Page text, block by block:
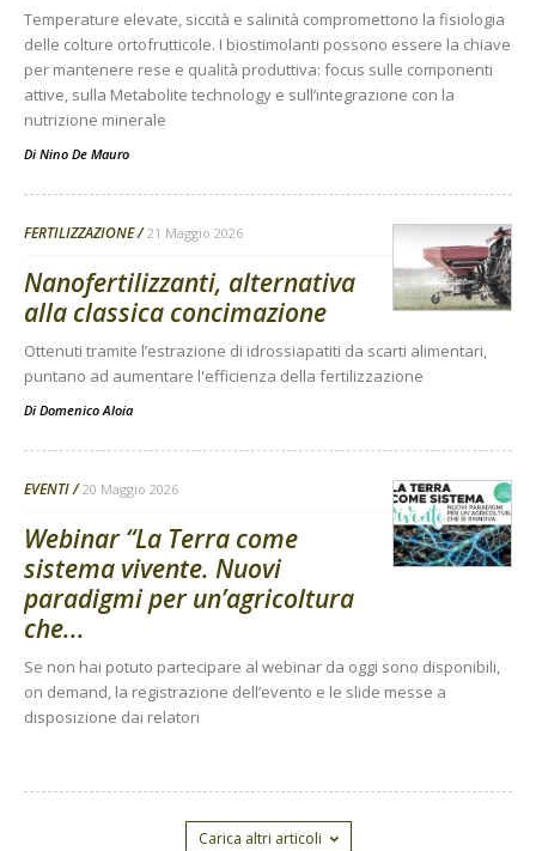
Temperature elevate, siccità e salinità compromettono la fisiologia
delle colture ortofrutticole. I biostimolanti possono essere la chiave
per mantenere rese e qualità produttiva: focus sulle componenti
attive, sulla Metabolite technology e sull’integrazione con la
nutrizione minerale
Di Nino De Mauro
FERTILIZZAZIONE 21 Maggio 2026
Nanofertilizzanti, alternativa
alla classica concimazione
Ottenuti tramite l’estrazione di idrossiapatiti da scarti alimentari,
puntano ad aumentare l'efficienza della fertilizzazione
Di Domenico Aloia
EVENTI 20 Maggio 2026
Webinar “La Terra come
sistema vivente. Nuovi
paradigmi per un’agricoltura
che...
Se non hai potuto partecipare al webinar da oggi sono disponibili,
on demand, la registrazione dell’evento e le slide messe a
disposizione dai relatori
Carica altri articoli